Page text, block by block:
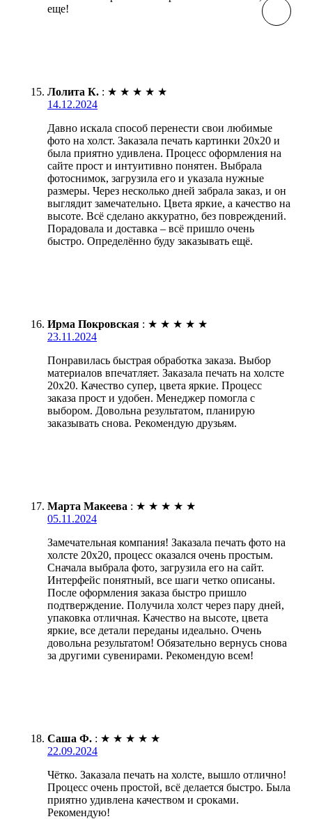
еще!
Лолита К. : ★ ★ ★ ★ ★
14.12.2024
Давно искала способ перенести свои любимые
фото на холст. Заказала печать картинки 20х20 и
была приятно удивлена. Процесс оформления на
сайте прост и интуитивно понятен. Выбрала
фотоснимок, загрузила его и указала нужные
размеры. Через несколько дней забрала заказ, и он
выглядит замечательно. Цвета яркие, а качество на
высоте. Всё сделано аккуратно, без повреждений.
Порадовала и доставка – всё пришло очень
быстро. Определённо буду заказывать ещё.
Ирма Покровская : ★ ★ ★ ★ ★
23.11.2024
Понравилась быстрая обработка заказа. Выбор
материалов впечатляет. Заказала печать на холсте
20х20. Качество супер, цвета яркие. Процесс
заказа прост и удобен. Менеджер помогла с
выбором. Довольна результатом, планирую
заказывать снова. Рекомендую друзьям.
Марта Макеева : ★ ★ ★ ★ ★
05.11.2024
Замечательная компания! Заказала печать фото на
холсте 20х20, процесс оказался очень простым.
Сначала выбрала фото, загрузила его на сайт.
Интерфейс понятный, все шаги четко описаны.
После оформления заказа быстро пришло
подтверждение. Получила холст через пару дней,
упаковка отличная. Качество на высоте, цвета
яркие, все детали переданы идеально. Очень
довольна результатом! Обязательно вернусь снова
за другими сувенирами. Рекомендую всем!
Саша Ф. : ★ ★ ★ ★ ★
22.09.2024
Чётко. Заказала печать на холсте, вышло отлично!
Процесс очень простой, всё делается быстро. Была
приятно удивлена качеством и сроками.
Рекомендую!